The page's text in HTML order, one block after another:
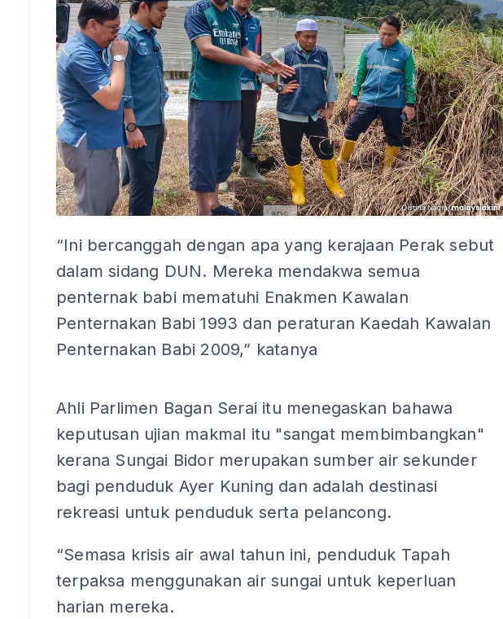
ADS
“Ini bercanggah dengan apa yang kerajaan Perak sebut
dalam sidang DUN. Mereka mendakwa semua
penternak babi mematuhi Enakmen Kawalan
Penternakan Babi 1993 dan peraturan Kaedah Kawalan
Penternakan Babi 2009,” katanya
Ahli Parlimen Bagan Serai itu menegaskan bahawa
keputusan ujian makmal itu "sangat membimbangkan"
kerana Sungai Bidor merupakan sumber air sekunder
bagi penduduk Ayer Kuning dan adalah destinasi
rekreasi untuk penduduk serta pelancong.
“Semasa krisis air awal tahun ini, penduduk Tapah
terpaksa menggunakan air sungai untuk keperluan
harian mereka.